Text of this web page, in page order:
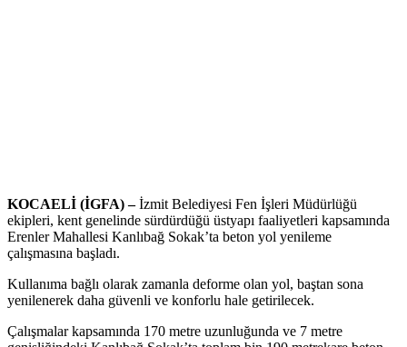
KOCAELİ (İGFA) –İzmit Belediyesi Fen İşleri Müdürlüğü
ekipleri, kent genelinde sürdürdüğü üstyapı faaliyetleri kapsamında
Erenler Mahallesi Kanlıbağ Sokak’ta beton yol yenileme
çalışmasına başladı.
Kullanıma bağlı olarak zamanla deforme olan yol, baştan sona
yenilenerek daha güvenli ve konforlu hale getirilecek.
Çalışmalar kapsamında 170 metre uzunluğunda ve 7 metre